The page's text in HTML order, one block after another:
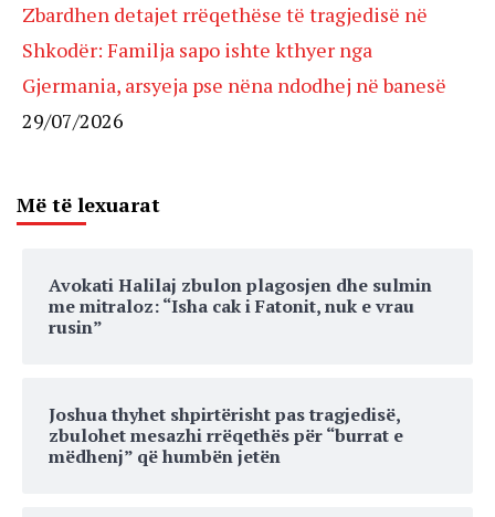
Zbardhen detajet rrëqethëse të tragjedisë në
Shkodër: Familja sapo ishte kthyer nga
Gjermania, arsyeja pse nëna ndodhej në banesë
29/07/2026
Më të lexuarat
Avokati Halilaj zbulon plagosjen dhe sulmin
me mitraloz: “Isha cak i Fatonit, nuk e vrau
rusin”
Joshua thyhet shpirtërisht pas tragjedisë,
zbulohet mesazhi rrëqethës për “burrat e
mëdhenj” që humbën jetën